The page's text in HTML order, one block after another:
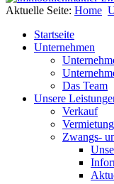
Aktuelle Seite: Home
Startseite
Unternehmen
Das Team
Unsere
Verkauf
Vermietung
Zwangs-